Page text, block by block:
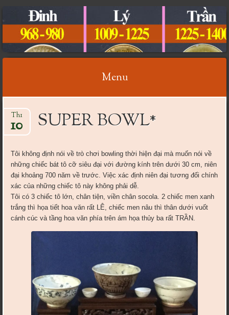
CỔ VẬT VIỆT NAM
Menu
to
content
SUPER BOWL*
Th1
10
Tôi không định nói về trò chơi bowling thời hiện đại mà muốn nói về
những chiếc bát tô cỡ siêu đại với đường kính trên dưới 30 cm, niên
đại khoảng 700 năm về trước. Việc xác định niên đại tương đối chính
xác của những chiếc tô này không phải dễ.
Tôi có 3 chiếc tô lớn, chân tiện, viền chân socola. 2 chiếc men xanh
trắng thì họa tiết hoa văn rất LÊ, chiếc men nâu thì thân dưới vuốt
cánh cúc và tầng hoa văn phía trên ám họa thủy ba rất TRẦN.